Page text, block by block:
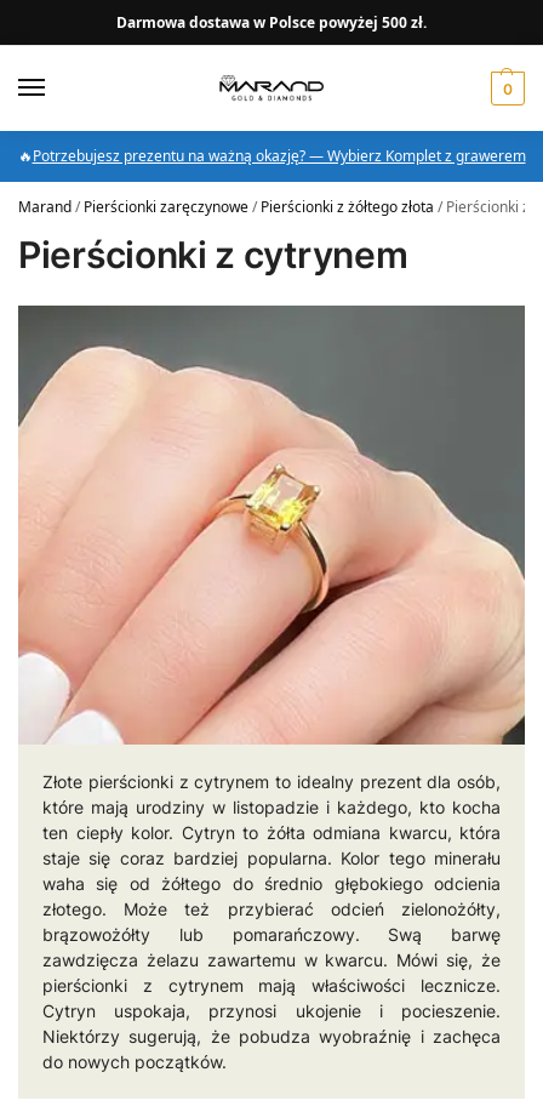
Darmowa dostawa w Polsce powyżej 500 zł.
0
🔥Potrzebujesz prezentu na ważną okazję? — Wybierz Komplet z grawerem
Marand/Pierścionki zaręczynowe/Pierścionki z żółtego złota /Pierścionki z
Pierścionki z cytrynem
Złote pierścionki z cytrynem to idealny prezent dla osób,
które mają urodziny w listopadzie i każdego, kto kocha
ten ciepły kolor. Cytryn to żółta odmiana kwarcu, która
staje się coraz bardziej popularna. Kolor tego minerału
waha się od żółtego do średnio głębokiego odcienia
złotego. Może też przybierać odcień zielonożółty,
brązowożółty lub pomarańczowy. Swą barwę
zawdzięcza żelazu zawartemu w kwarcu. Mówi się, że
pierścionki z cytrynem mają właściwości lecznicze.
Cytryn uspokaja, przynosi ukojenie i pocieszenie.
Niektórzy sugerują, że pobudza wyobraźnię i zachęca
do nowych początków.